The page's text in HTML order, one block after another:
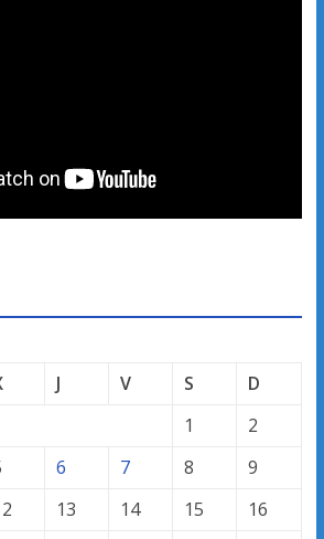
J V S
D
1
2
6 7 8
9
13 14 15
16